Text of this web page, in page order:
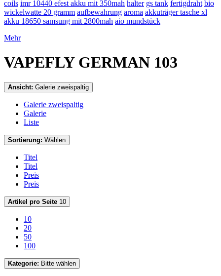
coils imr 10440 efest akku mit 350mah halter gs tank fertigdraht bio
wickelwatte 20 gramm aufbewahrung aroma akkuträger tasche xl
akku 18650 samsung mit 2800mah aio mundstück
Mehr
VAPEFLY GERMAN 103
Ansicht: Galerie zweispaltig
Galerie zweispaltig
Galerie
Liste
Sortierung: Wählen
Titel
Titel
Preis
Preis
Artikel pro Seite 10
10
20
50
100
Kategorie: Bitte wählen